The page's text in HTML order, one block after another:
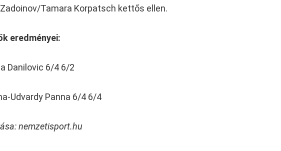
Tamara Korpatsch kettős ellen.
eredményei:
Danilovic 6/4 6/2
Udvardy Panna 6/4 6/4
nemzetisport.hu